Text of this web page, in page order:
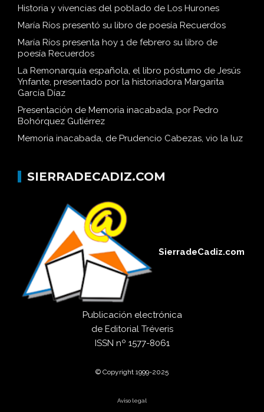
Historia y vivencias del poblado de Los Hurones
María Ríos presentó su libro de poesía Recuerdos
María Ríos presenta hoy 1 de febrero su libro de
poesía Recuerdos
La Remonarquía española, el libro póstumo de Jesús
Ynfante, presentado por la historiadora Margarita
García Díaz
Presentación de Memoria inacabada, por Pedro
Bohórquez Gutiérrez
Memoria inacabada, de Prudencio Cabezas, vio la luz
SIERRADECADIZ.COM
SierradeCadiz.com
Publicación electrónica
de Editorial Tréveris
ISSN nº 1577-8061
© Copyright 1999-2025
Aviso legal